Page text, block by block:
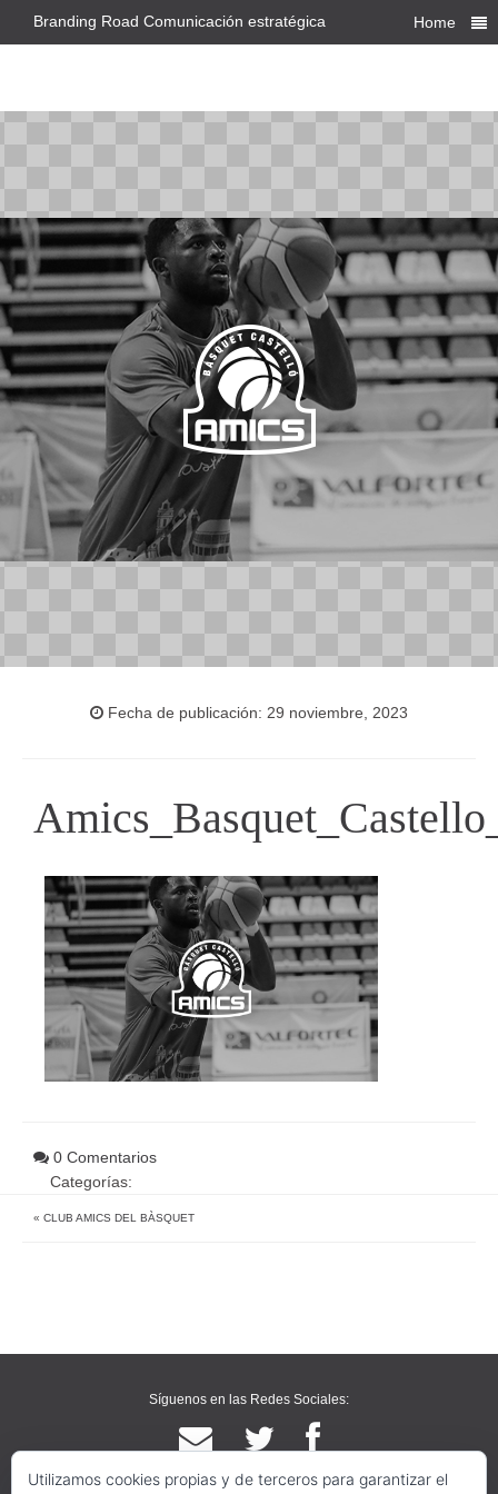
Branding Road Comunicación estratégica Home
Fecha de publicación: 29 noviembre, 2023
0 Comentarios
Categorías:
« CLUB AMICS DEL BÀSQUET
Síguenos en las Redes Sociales:
Utilizamos cookies propias y de terceros para garantizar el